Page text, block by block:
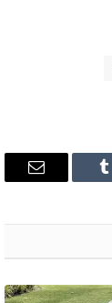
Tumblr
البريد